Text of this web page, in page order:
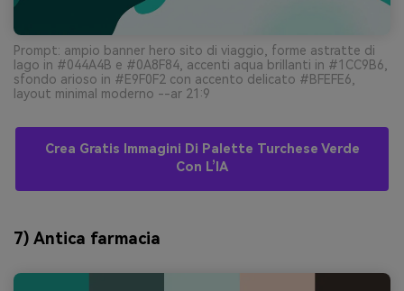
Prompt: ampio banner hero sito di viaggio, forme astratte di
lago in #044A4B e #0A8F84, accenti aqua brillanti in #1CC9B6,
sfondo arioso in #E9F0F2 con accento delicato #BFEFE6,
layout minimal moderno --ar 21:9
Crea Gratis Immagini Di Palette Turchese Verde
Con L’IA
7) Antica farmacia